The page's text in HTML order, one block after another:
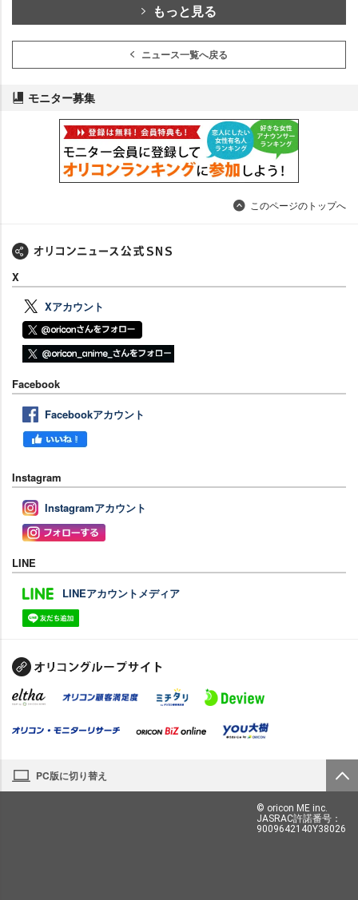
もっと見る
ニュース一覧へ戻る
モニター募集
このページのトップへ
X
Xアカウント
Facebook
Facebookアカウント
Instagram
Instagramアカウント
LINE
LINEアカウントメディア
PC版に切り替え
© oricon ME inc.
JASRAC許諾番号：
9009642140Y38026